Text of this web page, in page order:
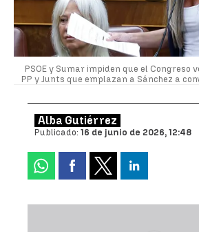
PSOE y Sumar impiden que el Congreso
PP y Junts que emplazan a Sánchez a
Alba Gutiérrez
Publicado: 16 de junio de 2026, 12:48